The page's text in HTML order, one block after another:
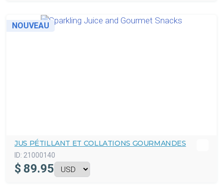
NOUVEAU
JUS PÉTILLANT ET COLLATIONS GOURMANDES
ID: 21000140
$ 89.95